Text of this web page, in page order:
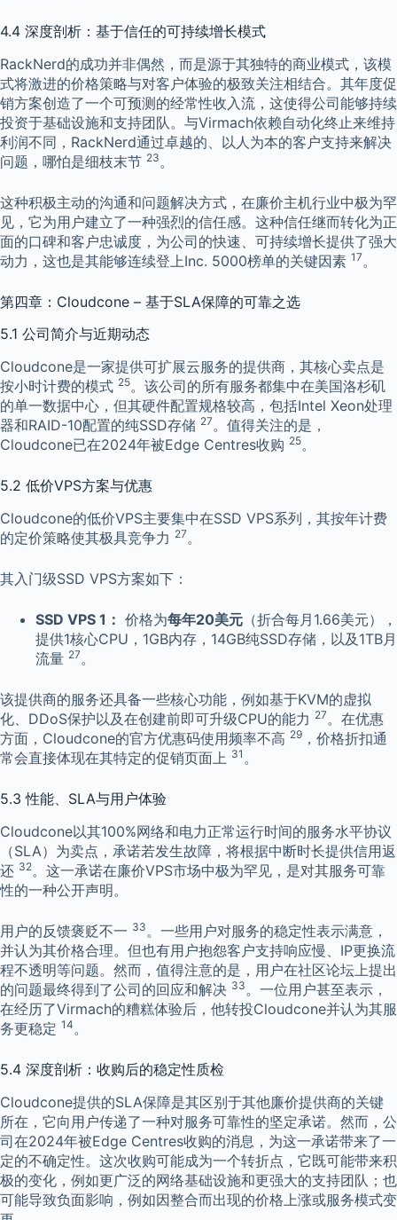
4.4 深度剖析：基于信任的可持续增长模式
RackNerd的成功并非偶然，而是源于其独特的商业模式，该模
式将激进的价格策略与对客户体验的极致关注相结合。其年度促
销方案创造了一个可预测的经常性收入流，这使得公司能够持续
投资于基础设施和支持团队。与Virmach依赖自动化终止来维持
利润不同，RackNerd通过卓越的、以人为本的客户支持来解决
问题，哪怕是细枝末节 23 。
这种积极主动的沟通和问题解决方式，在廉价主机行业中极为罕
见，它为用户建立了一种强烈的信任感。这种信任继而转化为正
面的口碑和客户忠诚度，为公司的快速、可持续增长提供了强大
动力，这也是其能够连续登上Inc. 5000榜单的关键因素 17 。
第四章：Cloudcone – 基于SLA保障的可靠之选
5.1 公司简介与近期动态
Cloudcone是一家提供可扩展云服务的提供商，其核心卖点是
按小时计费的模式 25。该公司的所有服务都集中在美国洛杉矶
的单一数据中心，但其硬件配置规格较高，包括Intel Xeon处理
器和RAID-10配置的纯SSD存储 27。值得关注的是，
Cloudcone已在2024年被Edge Centres收购 25。
5.2 低价VPS方案与优惠
Cloudcone的低价VPS主要集中在SSD VPS系列，其按年计费
的定价策略使其极具竞争力 27 。
其入门级SSD VPS方案如下：
SSD VPS 1： 价格为每年20美元 （折合每月1.66美元），
提供1核心CPU，1GB内存，14GB纯SSD存储，以及1TB月
流量 27 。
该提供商的服务还具备一些核心功能，例如基于KVM的虚拟
化、DDoS保护以及在创建前即可升级CPU的能力 27 。在优惠
方面，Cloudcone的官方优惠码使用频率不高 29 ，价格折扣通
常会直接体现在其特定的促销页面上 31 。
5.3 性能、SLA与用户体验
Cloudcone以其100%网络和电力正常运行时间的服务水平协议
（SLA）为卖点，承诺若发生故障，将根据中断时长提供信用返
还 32。这一承诺在廉价VPS市场中极为罕见，是对其服务可靠
性的一种公开声明。
用户的反馈褒贬不一 33 。一些用户对服务的稳定性表示满意，
并认为其价格合理。但也有用户抱怨客户支持响应慢、IP更换流
程不透明等问题。然而，值得注意的是，用户在社区论坛上提出
的问题最终得到了公司的回应和解决 33 。一位用户甚至表示，
在经历了Virmach的糟糕体验后，他转投Cloudcone并认为其服
务更稳定 14 。
5.4 深度剖析：收购后的稳定性质检
Cloudcone提供的SLA保障是其区别于其他廉价提供商的关键
所在，它向用户传递了一种对服务可靠性的坚定承诺。然而，公
司在2024年被Edge Centres收购的消息，为这一承诺带来了一
定的不确定性。这次收购可能成为一个转折点，它既可能带来积
极的变化，例如更广泛的网络基础设施和更强大的支持团队；也
可能导致负面影响，例如因整合而出现的价格上涨或服务模式变